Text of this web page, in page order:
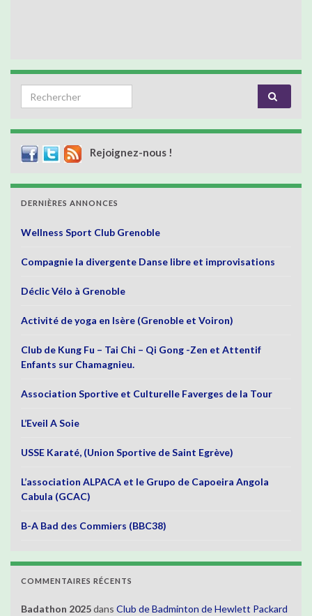
Search for:
Rejoignez-nous !
DERNIÈRES ANNONCES
Wellness Sport Club Grenoble
Compagnie la divergente Danse libre et improvisations
Déclic Vélo à Grenoble
Activité de yoga en Isère (Grenoble et Voiron)
Club de Kung Fu – Tai Chi – Qi Gong -Zen et Attentif
Enfants sur Chamagnieu.
Association Sportive et Culturelle Faverges de la Tour
L’Eveil A Soie
USSE Karaté, (Union Sportive de Saint Egrève)
L’association ALPACA et le Grupo de Capoeira Angola
Cabula (GCAC)
B-A Bad des Commiers (BBC38)
COMMENTAIRES RÉCENTS
Badathon 2025dans Club de Badminton de Hewlett Packard